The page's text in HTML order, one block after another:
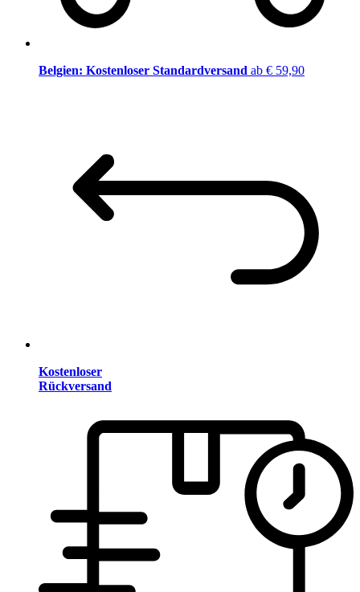
Belgien: Kostenloser Standardversand ab € 59,90
Kostenloser
Rückversand